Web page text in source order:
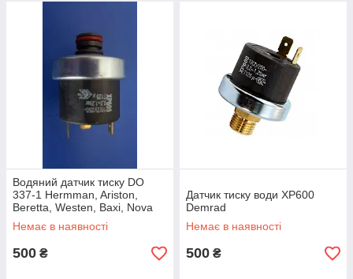
Водяний датчик тиску DO
337-1 Hermman, Ariston,
Beretta, Westen, Baxi, Nova
Florida
Немає в наявності
500 ₴
Датчик тиску води XP600
Demrad
Немає в наявності
500 ₴